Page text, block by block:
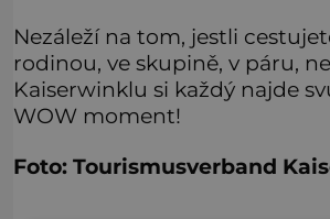
Nezáleží na tom, jestli
rodinou, ve skupině, v páru,
Kaiserwinklu si každý najde
WOW moment!
Foto: Tourismusverband